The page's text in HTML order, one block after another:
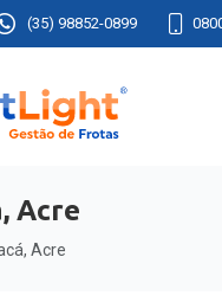
(35) 98852-0899
Acre
Acre